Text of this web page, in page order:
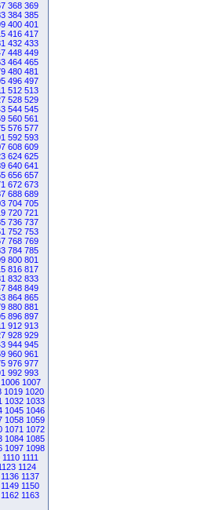
368 369
384 385
400 401
416 417
432 433
448 449
464 465
480 481
496 497
512 513
528 529
544 545
560 561
576 577
592 593
608 609
624 625
640 641
656 657
672 673
688 689
704 705
720 721
736 737
752 753
768 769
784 785
800 801
816 817
832 833
848 849
864 865
880 881
896 897
912 913
928 929
944 945
960 961
976 977
992 993
1006 1007
1019 1020
1032 1033
1045 1046
1058 1059
1071 1072
1084 1085
1097 1098
1110 1111
1124
1136 1137
1149 1150
1162 1163